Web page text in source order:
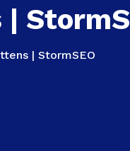
| StormSEO